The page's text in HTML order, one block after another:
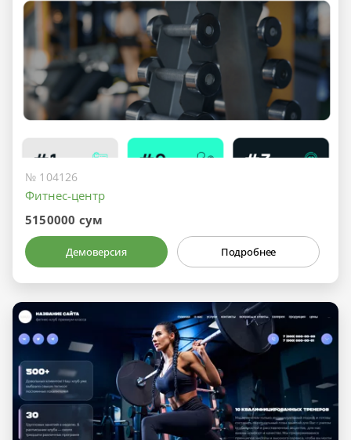
№ 104126
Фитнес-центр
5150000 сум
Демоверсия Подробнее